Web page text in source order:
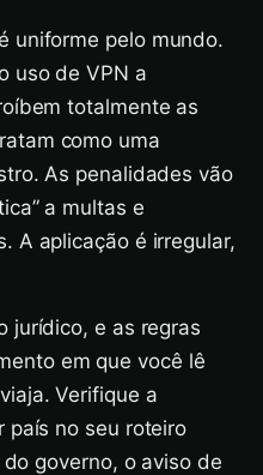
uniforme pelo mundo.
uso de VPN a
totalmente as
como uma
As penalidades vão
a multas e
A aplicação é irregular,
jurídico, e as regras
em que você lê
Verifique a
país no seu roteiro
governo, o aviso de